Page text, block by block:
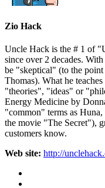
Zio Hack
Uncle Hack is the # 1 of
since over 2 decades.
be "skeptical" (to the
Thomas). What he
"theories", "ideas" or
Energy Medicine by
"common" terms as
the movie "The Secret"),
customers know.
Web site: http://